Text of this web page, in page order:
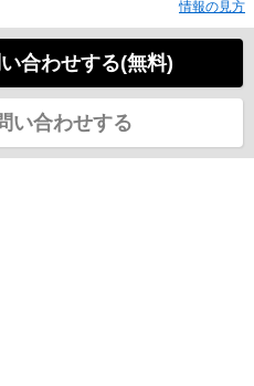
情報の見方
合わせする(無料)
い合わせする